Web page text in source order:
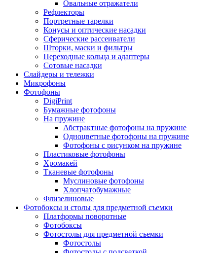
Овальные отражатели
Рефлекторы
Портретные тарелки
Конусы и оптические насадки
Сферические рассеиватели
Шторки, маски и фильтры
Переходные кольца и адаптеры
Сотовые насадки
Слайдеры и тележки
Микрофоны
Фотофоны
DigiPrint
Бумажные фотофоны
На пружине
Абстрактные фотофоны на пружине
Одноцветные фотофоны на пружине
Фотофоны с рисунком на пружине
Пластиковые фотофоны
Хромакей
Тканевые фотофоны
Муслиновые фотофоны
Хлопчатобумажные
Флизелиновые
Фотобоксы и столы для предметной съемки
Платформы поворотные
Фотобоксы
Фотостолы для предметной съемки
Фотостолы